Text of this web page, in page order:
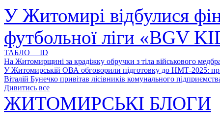
У Житомирі відбулися
футбольної ліги «BGV
ТАБЛО ID
На Житомирщині за крадіжку обручки з тіла військового
У Житомирській ОВА обговорили підготовку до НМТ-2025:
Віталій Бунечко привітав лісівників комунального
Дивитись все
ЖИТОМИРСЬКІ БЛОГИ